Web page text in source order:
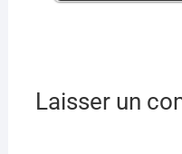
Laisser un